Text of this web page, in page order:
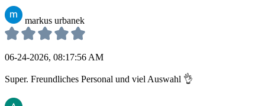
markus urbanek
06-24-2026, 08:17:56 AM
Super. Freundliches Personal und viel Auswahl 👌